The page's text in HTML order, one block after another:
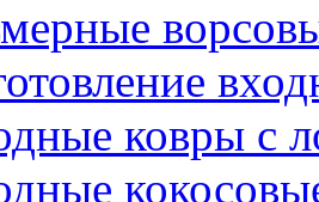
ковры с